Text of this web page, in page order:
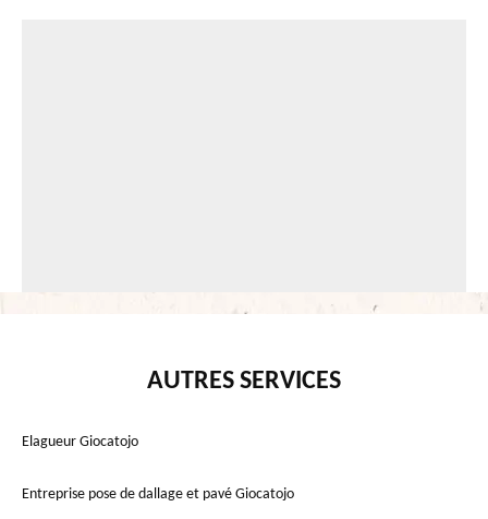
AUTRES SERVICES
Elagueur Giocatojo
Entreprise pose de dallage et pavé Giocatojo